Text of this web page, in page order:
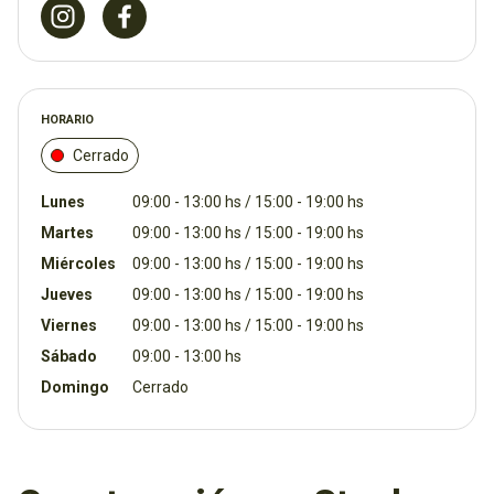
HORARIO
Cerrado
Lunes
09:00 - 13:00 hs / 15:00 - 19:00 hs
Martes
09:00 - 13:00 hs / 15:00 - 19:00 hs
Miércoles
09:00 - 13:00 hs / 15:00 - 19:00 hs
Jueves
09:00 - 13:00 hs / 15:00 - 19:00 hs
Viernes
09:00 - 13:00 hs / 15:00 - 19:00 hs
Sábado
09:00 - 13:00 hs
Domingo
Cerrado